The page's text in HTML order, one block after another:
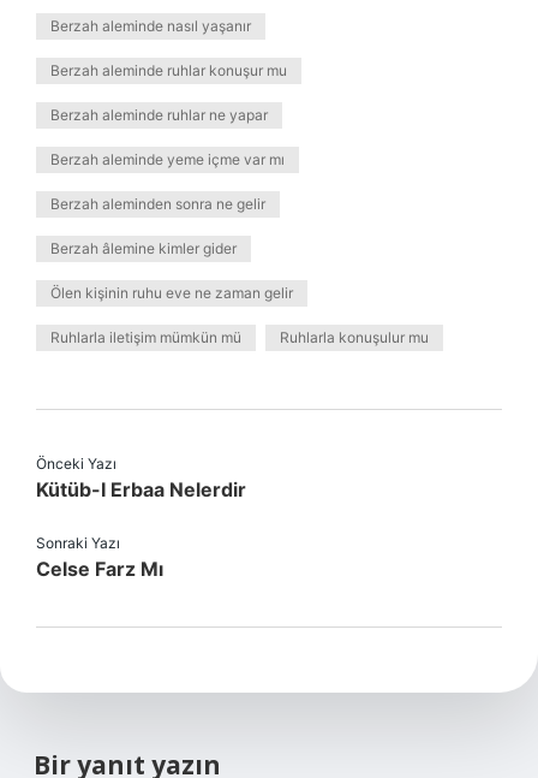
Berzah aleminde nasıl yaşanır
Berzah aleminde ruhlar konuşur mu
Berzah aleminde ruhlar ne yapar
Berzah aleminde yeme içme var mı
Berzah aleminden sonra ne gelir
Berzah âlemine kimler gider
Ölen kişinin ruhu eve ne zaman gelir
Ruhlarla iletişim mümkün mü Ruhlarla konuşulur mu
Önceki Yazı
Kütüb-I Erbaa Nelerdir
Sonraki Yazı
Celse Farz Mı
Bir yanıt yazın